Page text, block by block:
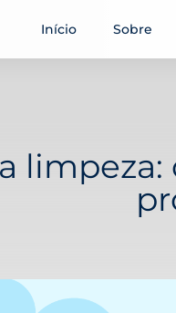
Início Sobre